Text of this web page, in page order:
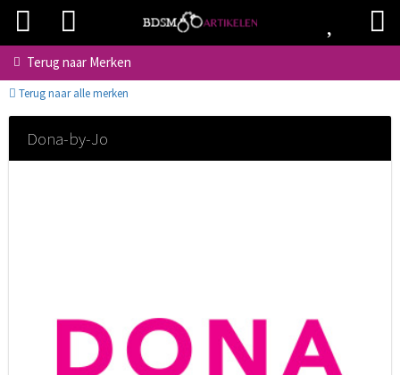
Terug naar Merken
Terug naar alle merken
Dona-by-Jo